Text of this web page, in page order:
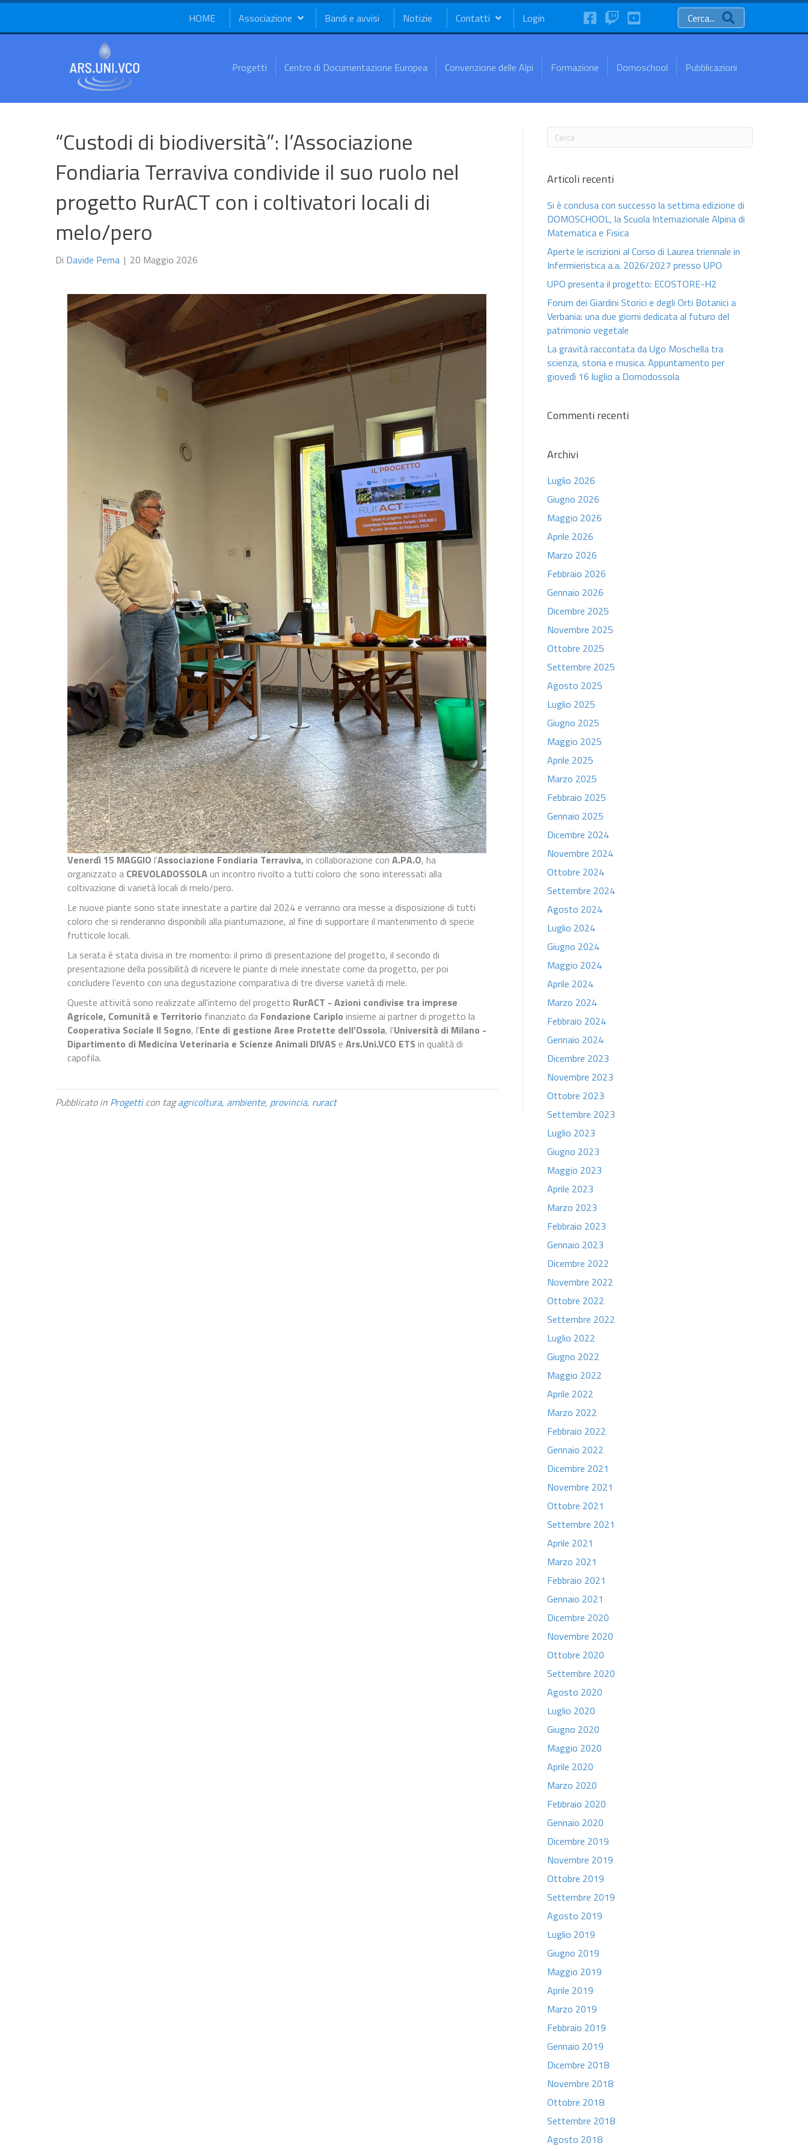
HOME Associazione Bandi e avvisi Notizie Contatti Login FaceBookTwitchYouTube Cerca...
Progetti Centro di Documentazione Europea Convenzione delle Alpi Formazione Domoschool Pubblicazioni
“Custodi di biodiversità”: l’Associazione
Fondiaria Terraviva condivide il suo ruolo nel
progetto RurACT con i coltivatori locali di
melo/pero
Di Davide Perna | 20 Maggio 2026
Venerdì 15 MAGGIO l'Associazione Fondiaria Terraviva,in collaborazione con A.PA.O, ha
organizzato a CREVOLADOSSOLAun incontro rivolto a tutti coloro che sono interessati alla
coltivazione di varietà locali di melo/pero.
Le nuove piante sono state innestate a partire dal 2024 e verranno ora messe a disposizione di tutti
coloro che si renderanno disponibili alla piantumazione, al fine di supportare il mantenimento di specie
frutticole locali.
La serata è stata divisa in tre momento: il primo di presentazione del progetto, il secondo di
presentazione della possibilità di ricevere le piante di mele innestate come da progetto, per poi
concludere l’evento con una degustazione comparativa di tre diverse varietà di mele.
Queste attività sono realizzate all'interno del progetto RurACT - Azioni condivise tra imprese
Agricole, Comunità e Territorio finanziato da Fondazione Cariplo insieme ai partner di progetto la
Cooperativa Sociale Il Sogno, l'Ente di gestione Aree Protette dell’Ossola, l'Università di Milano -
Dipartimento di Medicina Veterinaria e Scienze Animali DIVAS e Ars.Uni.VCO ETS in qualità di
capofila.
Pubblicato in Progetticon tagagricoltura, ambiente, provincia, ruract
Articoli recenti
Si è conclusa con successo la settima edizione di
DOMOSCHOOL, la Scuola Internazionale Alpina di
Matematica e Fisica
Aperte le iscrizioni al Corso di Laurea triennale in
Infermieristica a.a. 2026/2027 presso UPO
UPO presenta il progetto: ECOSTORE-H2
Forum dei Giardini Storici e degli Orti Botanici a
Verbania: una due giorni dedicata al futuro del
patrimonio vegetale
La gravità raccontata da Ugo Moschella tra
scienza, storia e musica. Appuntamento per
giovedì 16 luglio a Domodossola
Commenti recenti
Archivi
Luglio 2026
Giugno 2026
Maggio 2026
Aprile 2026
Marzo 2026
Febbraio 2026
Gennaio 2026
Dicembre 2025
Novembre 2025
Ottobre 2025
Settembre 2025
Agosto 2025
Luglio 2025
Giugno 2025
Maggio 2025
Aprile 2025
Marzo 2025
Febbraio 2025
Gennaio 2025
Dicembre 2024
Novembre 2024
Ottobre 2024
Settembre 2024
Agosto 2024
Luglio 2024
Giugno 2024
Maggio 2024
Aprile 2024
Marzo 2024
Febbraio 2024
Gennaio 2024
Dicembre 2023
Novembre 2023
Ottobre 2023
Settembre 2023
Luglio 2023
Giugno 2023
Maggio 2023
Aprile 2023
Marzo 2023
Febbraio 2023
Gennaio 2023
Dicembre 2022
Novembre 2022
Ottobre 2022
Settembre 2022
Luglio 2022
Giugno 2022
Maggio 2022
Aprile 2022
Marzo 2022
Febbraio 2022
Gennaio 2022
Dicembre 2021
Novembre 2021
Ottobre 2021
Settembre 2021
Aprile 2021
Marzo 2021
Febbraio 2021
Gennaio 2021
Dicembre 2020
Novembre 2020
Ottobre 2020
Settembre 2020
Agosto 2020
Luglio 2020
Giugno 2020
Maggio 2020
Aprile 2020
Marzo 2020
Febbraio 2020
Gennaio 2020
Dicembre 2019
Novembre 2019
Ottobre 2019
Settembre 2019
Agosto 2019
Luglio 2019
Giugno 2019
Maggio 2019
Aprile 2019
Marzo 2019
Febbraio 2019
Gennaio 2019
Dicembre 2018
Novembre 2018
Ottobre 2018
Settembre 2018
Agosto 2018